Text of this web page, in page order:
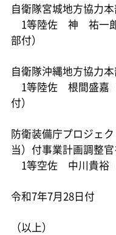
自衛隊宮城地方協力
1等陸佐 神 祐一郎
部付）
自衛隊沖縄地方協力
1等陸佐 根間盛嘉
付）
防衛装備庁プロジェ
当）付事業計画調整
1等空佐 中川貴裕（
令和7年7月28日付
（以上）